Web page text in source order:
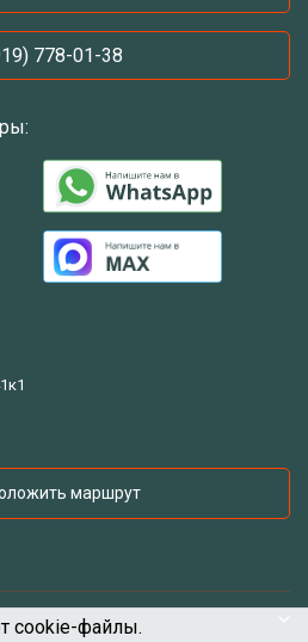
cookie-файлы.
778-01-38
маршрут